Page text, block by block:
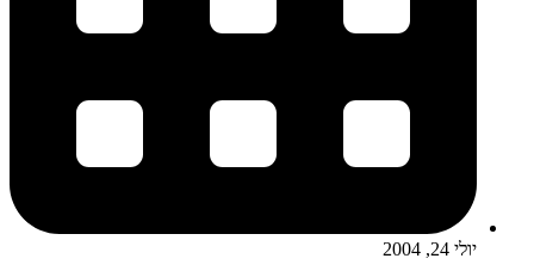
יולי 24, 2004